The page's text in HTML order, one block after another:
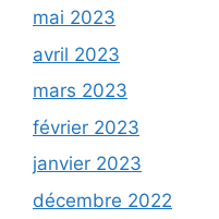
mai 2023
avril 2023
mars 2023
février 2023
janvier 2023
décembre 2022